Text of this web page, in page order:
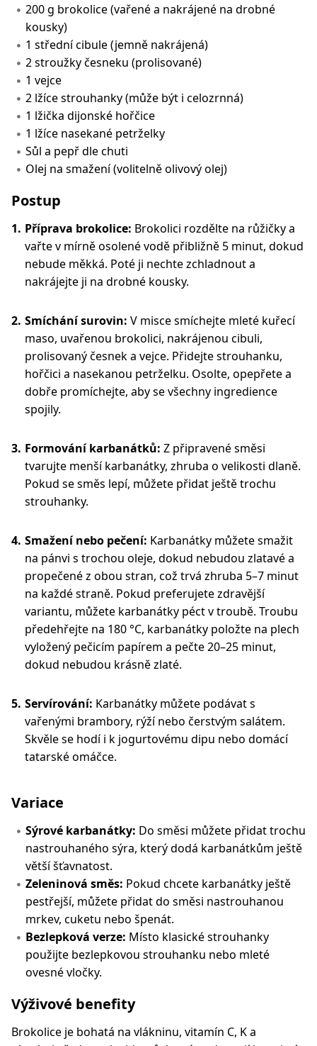
200 g brokolice (vařené a nakrájené na drobné
kousky)
1 střední cibule (jemně nakrájená)
2 stroužky česneku (prolisované)
1 vejce
2 lžíce strouhanky (může být i celozrnná)
1 lžička dijonské hořčice
1 lžíce nasekané petrželky
Sůl a pepř dle chuti
Olej na smažení (volitelně olivový olej)
Postup
Příprava brokolice: Brokolici rozdělte na růžičky a
vařte v mírně osolené vodě přibližně 5 minut, dokud
nebude měkká. Poté ji nechte zchladnout a
nakrájejte ji na drobné kousky.
Smíchání surovin: V misce smíchejte mleté kuřecí
maso, uvařenou brokolici, nakrájenou cibuli,
prolisovaný česnek a vejce. Přidejte strouhanku,
hořčici a nasekanou petrželku. Osolte, opepřete a
dobře promíchejte, aby se všechny ingredience
spojily.
Formování karbanátků: Z připravené směsi
tvarujte menší karbanátky, zhruba o velikosti dlaně.
Pokud se směs lepí, můžete přidat ještě trochu
strouhanky.
Smažení nebo pečení: Karbanátky můžete smažit
na pánvi s trochou oleje, dokud nebudou zlatavé a
propečené z obou stran, což trvá zhruba 5–7 minut
na každé straně. Pokud preferujete zdravější
variantu, můžete karbanátky péct v troubě. Troubu
předehřejte na 180 °C, karbanátky položte na plech
vyložený pečicím papírem a pečte 20–25 minut,
dokud nebudou krásně zlaté.
Servírování: Karbanátky můžete podávat s
vařenými brambory, rýží nebo čerstvým salátem.
Skvěle se hodí i k jogurtovému dipu nebo domácí
tatarské omáčce.
Variace
Sýrové karbanátky: Do směsi můžete přidat trochu
nastrouhaného sýra, který dodá karbanátkům ještě
větší šťavnatost.
Zeleninová směs: Pokud chcete karbanátky ještě
pestřejší, můžete přidat do směsi nastrouhanou
mrkev, cuketu nebo špenát.
Bezlepková verze: Místo klasické strouhanky
použijte bezlepkovou strouhanku nebo mleté
ovesné vločky.
Výživové benefity
Brokolice je bohatá na vlákninu, vitamín C, K a